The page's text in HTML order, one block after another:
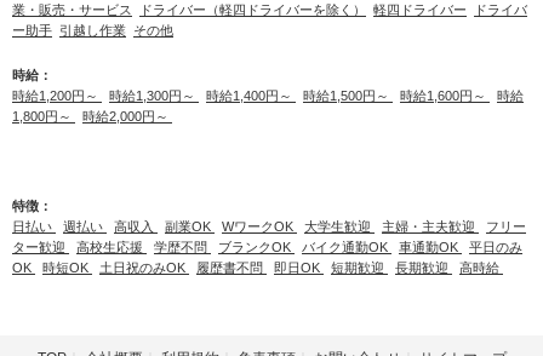
業・販売・サービス
ドライバー（軽四ドライバーを除く） 軽四ドライバー
ドライバ
ー助手 引越し作業 その他
時給：
時給1,200円～
時給1,300円～ 時給1,400円～ 時給1,500円～ 時給1,600円～
時給
1,800円～
時給2,000円～
特徴：
日払い
週払い 高収入 副業OK WワークOK 大学生歓迎 主婦・主夫歓迎
フリー
ター歓迎
高校生応援 学歴不問 ブランクOK バイク通勤OK 車通勤OK
平日のみ
OK
時短OK 土日祝のみOK 履歴書不問 即日OK 短期歓迎 長期歓迎 高時給